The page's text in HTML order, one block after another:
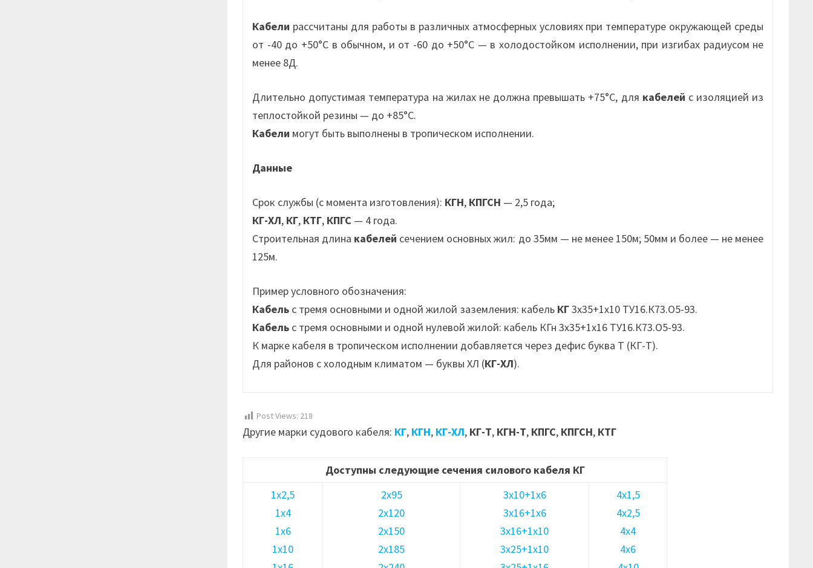
Кабели рассчитаны для работы в различных атмосферных условиях при температуре окружающей среды
от -40 до +50°С в обычном, и от -60 до +50°С — в холодостойком исполнении, при изгибах радиусом не
менее 8Д.
Длительно допустимая температура на жилах не должна превышать +75°С, для кабелей с изоляцией из
теплостойкой резины — до +85°С.
Кабели могут быть выполнены в тропическом исполнении.
Данные
Срок службы (с момента изготовления): КГН, КПГСН — 2,5 года;
КГ-ХЛ, КГ, КТГ, КПГС — 4 года.
Строительная длина кабелей сечением основных жил: до 35мм — не менее 150м; 50мм и более — не менее
125м.
Пример условного обозначения:
Кабель с тремя основными и одной жилой заземления: кабель КГ3х35+1х10 ТУ16.К73.О5-93.
Кабель с тремя основными и одной нулевой жилой: кабель КГн 3х35+1х16 ТУ16.К73.О5-93.
К марке кабеля в тропическом исполнении добавляется через дефис буква Т (КГ-Т).
Для районов с холодным климатом — буквы ХЛ (КГ-ХЛ).
Post Views: 218
Другие марки судового кабеля: КГ, КГН, КГ-ХЛ, КГ-Т, КГН-Т, КПГС, КПГСН, КТГ
Доступны следующие сечения силового кабеля КГ
1х2,5
1х4
1х6
1х10
2х95
2х120
2х150
2х185
3х10+1х6
3х16+1х6
3х16+1х10
3х25+1х10
4х1,5
4х2,5
4х4
4х6